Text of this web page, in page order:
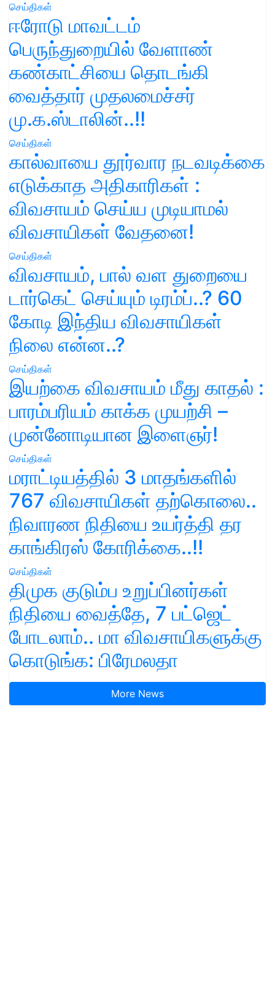
செய்திகள்
ஈரோடு மாவட்டம்
பெருந்துறையில் வேளாண்
கண்காட்சியை தொடங்கி
வைத்தார் முதலமைச்சர்
மு.க.ஸ்டாலின்..!!
செய்திகள்
கால்வாயை தூர்வார நடவடிக்கை
எடுக்காத அதிகாரிகள் :
விவசாயம் செய்ய முடியாமல்
விவசாயிகள் வேதனை!
செய்திகள்
விவசாயம், பால் வள துறையை
டார்கெட் செய்யும் டிரம்ப்..? 60
கோடி இந்திய விவசாயிகள்
நிலை என்ன..?
செய்திகள்
இயற்கை விவசாயம் மீது காதல் :
பாரம்பரியம் காக்க முயற்சி –
முன்னோடியான இளைஞர்!
செய்திகள்
மராட்டியத்தில் 3 மாதங்களில்
767 விவசாயிகள் தற்கொலை..
நிவாரண நிதியை உயர்த்தி தர
காங்கிரஸ் கோரிக்கை..!!
செய்திகள்
திமுக குடும்ப உறுப்பினர்கள்
நிதியை வைத்தே, 7 பட்ஜெட்
போடலாம்.. மா விவசாயிகளுக்கு
கொடுங்க: பிரேமலதா
More News